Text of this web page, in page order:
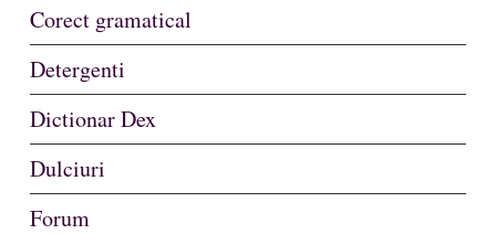
Corect gramatical
Detergenti
Dictionar Dex
Dulciuri
Forum